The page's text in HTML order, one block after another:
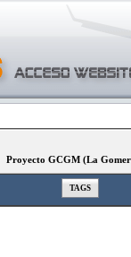
Proyecto GCGM (La
TAGS